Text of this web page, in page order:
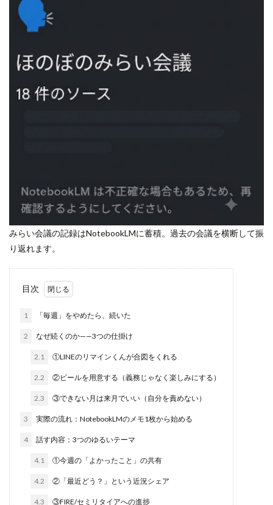
みらい会議の記録はNotebookLMに蓄積。過去の会議を横断して振
り返れます。
目次
1 「毎週」をやめたら、続いた
2 なぜ続くのか——3つの仕掛け
2.1 ①LINEのリマインくんが合図をくれる
2.2 ②ビールを用意する（義務じゃなく楽しみにする）
2.3 ③できない月は来月でいい（自分を責めない）
3 実際の流れ：NotebookLMのメモ1枚から始める
4 話す内容：3つのゆるいテーマ
4.1 ①今週の「よかったこと」の共有
4.2 ②「最近どう？」という近況シェア
4.3 ③FIRE/セミリタイアへの進捗